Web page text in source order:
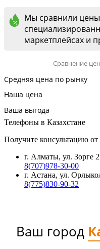
Мы сравнили цены
маркетплейсах и
Сравнение
Средняя цена по рынку
Наша цена
Ваша выгода
Телефоны в Казахстане
Получите консультацию
г. Алматы, ул. Зорге
8(707)978-30-00
г. Астана, ул.
8(775)830-90-32
Ваш город